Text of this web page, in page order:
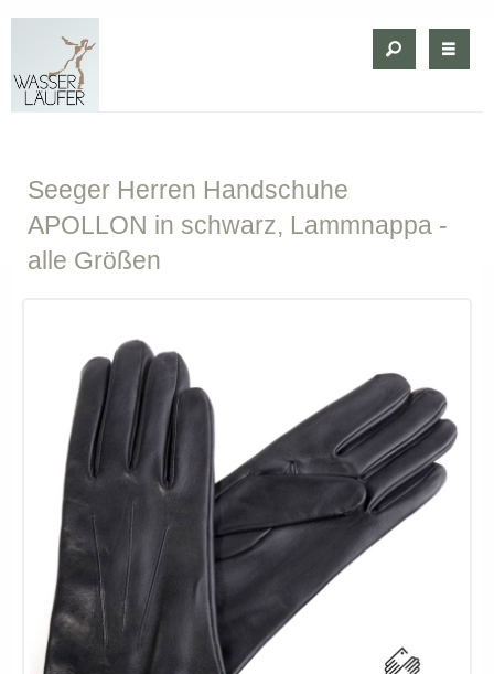
Seeger Herren Handschuhe
APOLLON in schwarz, Lammnappa -
alle Größen